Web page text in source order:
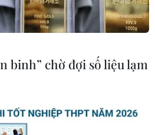
binh” chờ đợi số liệu lạm